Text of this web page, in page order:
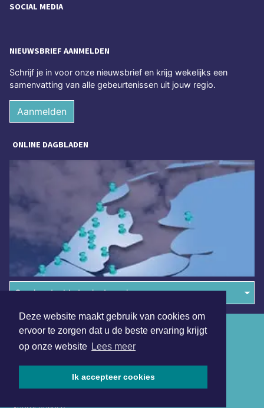
Deze website maakt gebruik van cookies om
ervoor te zorgen dat u de beste ervaring krijgt
op onze website Lees meer
Ik accepteer cookies
SOCIAL MEDIA
NIEUWSBRIEF AANMELDEN
Schrijf je in voor onze nieuwsbrief en krijg wekelijks een
samenvatting van alle gebeurtenissen uit jouw regio.
Aanmelden
ONLINE DAGBLADEN
Overige dagbladen in de regio
Algemene voorwaarden
Disclaimer